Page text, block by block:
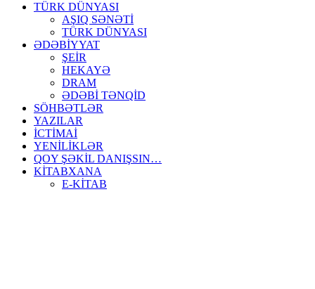
TÜRK DÜNYASI
AŞIQ SƏNƏTİ
TÜRK DÜNYASI
ƏDƏBİYYAT
ŞEİR
HEKAYƏ
DRAM
ƏDƏBİ TƏNQİD
SÖHBƏTLƏR
YAZILAR
İCTİMAİ
YENİLİKLƏR
QOY ŞƏKİL DANIŞSIN…
KİTABXANA
E-KİTAB